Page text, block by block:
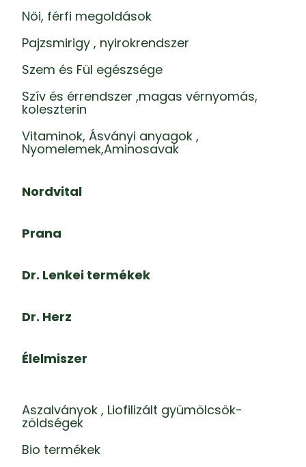
Női, férfi megoldások
Pajzsmirigy , nyirokrendszer
Szem és Fül egészsége
Szív és érrendszer ,magas vérnyomás,
koleszterin
Vitaminok, Ásványi anyagok ,
Nyomelemek,Aminosavak
Nordvital
Prana
Dr. Lenkei termékek
Dr. Herz
Élelmiszer
Aszalványok , Liofilizált gyümölcsök-
zöldségek
Bio termékek